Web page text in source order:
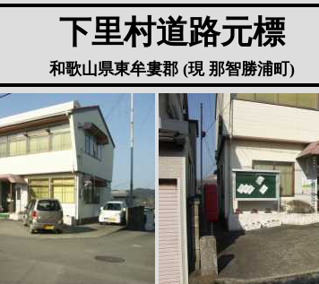
下里村道路元標
和歌山県東牟婁郡 (現 那智勝浦町)